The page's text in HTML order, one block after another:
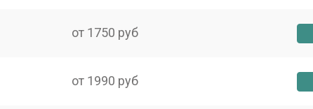
от 1750 руб
от 1990 руб